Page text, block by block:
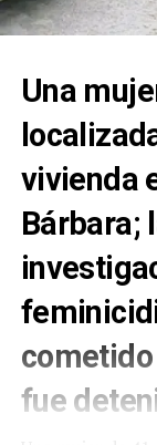
Una
vivienda
Bárbara;
fue